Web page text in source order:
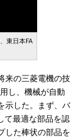
東日本FA
来の三菱電機の技
し、機械が自動
示した。まず、バ
て最適な部品を認
した棒状の部品を